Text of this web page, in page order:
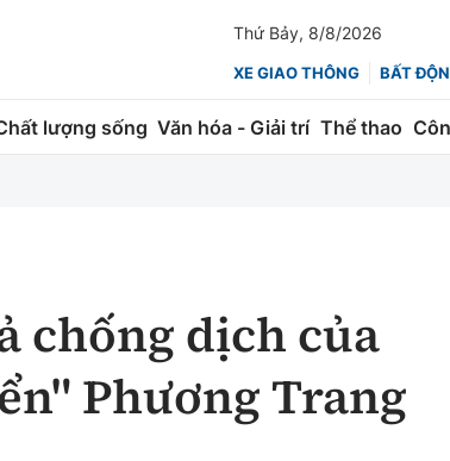
Thứ Bảy, 8/8/2026
XE GIAO THÔNG BẤT
lượng sống Văn hóa - Giải trí Thể thao
Hàng không
Đường sắt
Chứng khoán
Bảo hiểm
chống dịch của
Phương Trang